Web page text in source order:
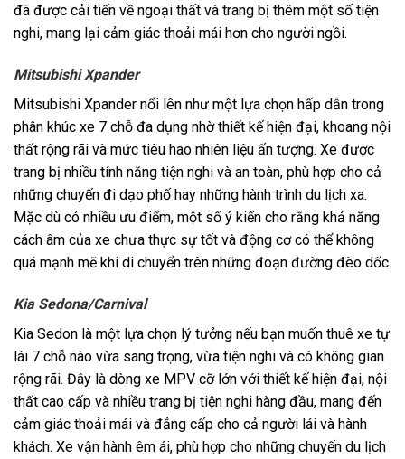
đã được cải tiến về ngoại thất và trang bị thêm một số tiện
nghi, mang lại cảm giác thoải mái hơn cho người ngồi.
Mitsubishi Xpander
Mitsubishi Xpander nổi lên như một lựa chọn hấp dẫn trong
phân khúc xe 7 chỗ đa dụng nhờ thiết kế hiện đại, khoang nội
thất rộng rãi và mức tiêu hao nhiên liệu ấn tượng. Xe được
trang bị nhiều tính năng tiện nghi và an toàn, phù hợp cho cả
những chuyến đi dạo phố hay những hành trình du lịch xa.
Mặc dù có nhiều ưu điểm, một số ý kiến cho rằng khả năng
cách âm của xe chưa thực sự tốt và động cơ có thể không
quá mạnh mẽ khi di chuyển trên những đoạn đường đèo dốc.
Kia Sedona/Carnival
Kia Sedon là một lựa chọn lý tưởng nếu bạn muốn thuê xe tự
lái 7 chỗ nào vừa sang trọng, vừa tiện nghi và có không gian
rộng rãi. Đây là dòng xe MPV cỡ lớn với thiết kế hiện đại, nội
thất cao cấp và nhiều trang bị tiện nghi hàng đầu, mang đến
cảm giác thoải mái và đẳng cấp cho cả người lái và hành
khách. Xe vận hành êm ái, phù hợp cho những chuyến du lịch